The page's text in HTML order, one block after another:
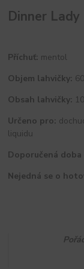
Dinner
Příchuť: mentol
Objem lahvičky:
Obsah lahvičky:
Určeno pro:
liquidu
Doporučená doba
Nejedná se o